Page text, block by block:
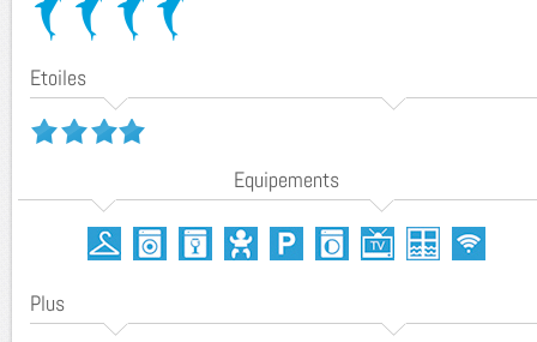
Etoiles
Equipements
Plus